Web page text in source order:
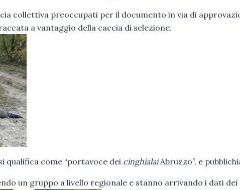
collettiva preoccupati per il documento in via di
a vantaggio della caccia di selezione.
qualifica come “portavoce dei cinghialaiAbruzzo”, e
un gruppo a livello regionale e stanno arrivando i dati